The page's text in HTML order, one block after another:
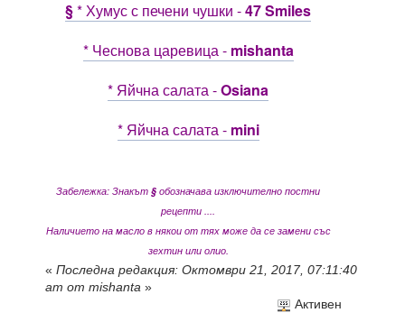
§* Хумус с печени чушки -47 Smiles
* Чеснова царевица - mishanta
* Яйчна салата -Osiana
* Яйчна салата - mini
Забележка: Знакът § обозначава изключително постни
рецепти ....
Наличието на масло в някои от тях може да се замени със
зехтин или олио.
« Последна редакция: Октомври 21, 2017, 07:11:40
am от mishanta »
Активен